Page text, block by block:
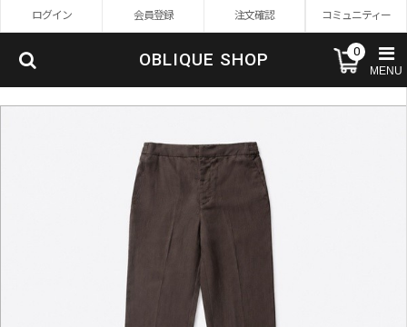
ログイン 会員登録 注文確認 コミュニティー
OBLIQUE SHOP 0
MENU